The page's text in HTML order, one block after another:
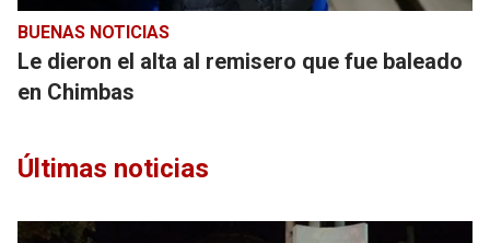
BUENAS NOTICIAS
Le dieron el alta al remisero que fue baleado
en Chimbas
Últimas noticias